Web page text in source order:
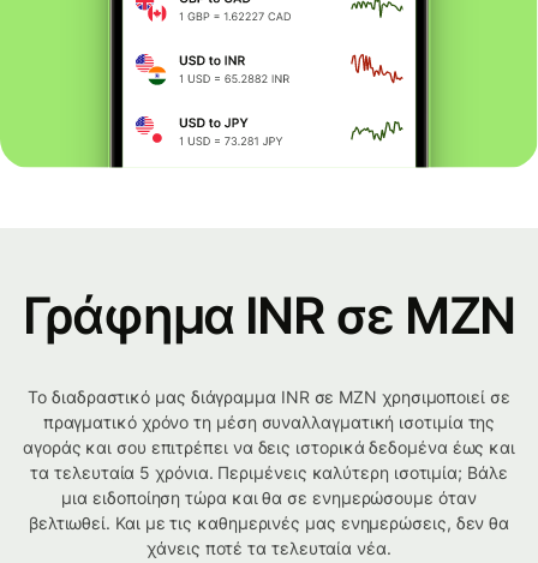
Γράφημα INR σε MZN
Το διαδραστικό μας διάγραμμα INR σε MZN χρησιμοποιεί σε
πραγματικό χρόνο τη μέση συναλλαγματική ισοτιμία της
αγοράς και σου επιτρέπει να δεις ιστορικά δεδομένα έως και
τα τελευταία 5 χρόνια. Περιμένεις καλύτερη ισοτιμία; Βάλε
μια ειδοποίηση τώρα και θα σε ενημερώσουμε όταν
βελτιωθεί. Και με τις καθημερινές μας ενημερώσεις, δεν θα
χάνεις ποτέ τα τελευταία νέα.